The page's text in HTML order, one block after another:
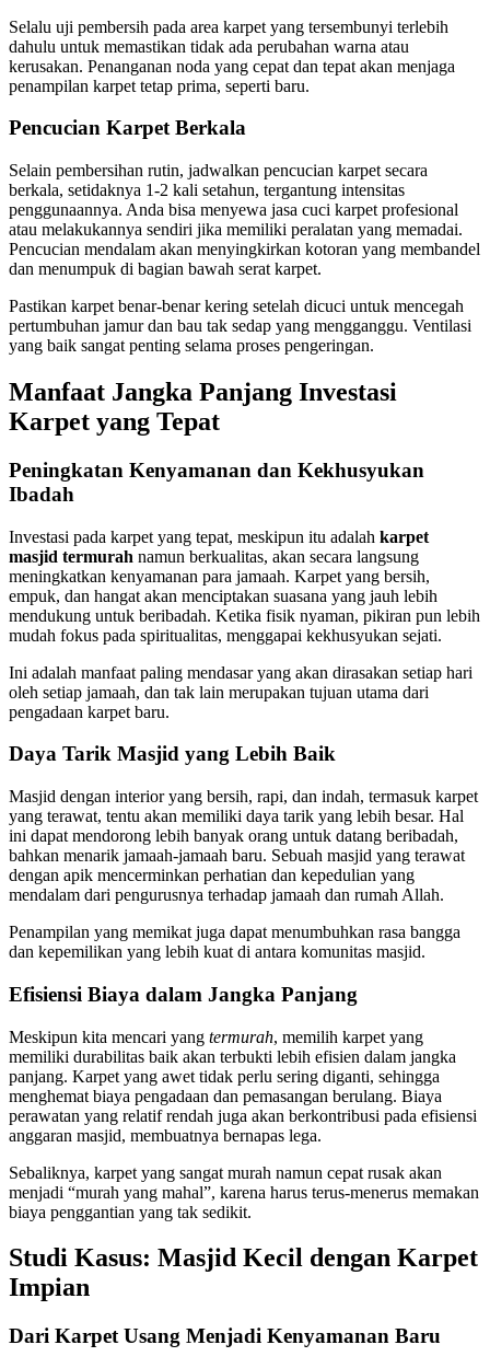
Selalu uji pembersih pada area karpet yang tersembunyi terlebih
dahulu untuk memastikan tidak ada perubahan warna atau
kerusakan. Penanganan noda yang cepat dan tepat akan menjaga
penampilan karpet tetap prima, seperti baru.
Pencucian Karpet Berkala
Selain pembersihan rutin, jadwalkan pencucian karpet secara
berkala, setidaknya 1-2 kali setahun, tergantung intensitas
penggunaannya. Anda bisa menyewa jasa cuci karpet profesional
atau melakukannya sendiri jika memiliki peralatan yang memadai.
Pencucian mendalam akan menyingkirkan kotoran yang membandel
dan menumpuk di bagian bawah serat karpet.
Pastikan karpet benar-benar kering setelah dicuci untuk mencegah
pertumbuhan jamur dan bau tak sedap yang mengganggu. Ventilasi
yang baik sangat penting selama proses pengeringan.
Manfaat Jangka Panjang Investasi
Karpet yang Tepat
Peningkatan Kenyamanan dan Kekhusyukan
Ibadah
Investasi pada karpet yang tepat, meskipun itu adalah karpet
masjid termurah namun berkualitas, akan secara langsung
meningkatkan kenyamanan para jamaah. Karpet yang bersih,
empuk, dan hangat akan menciptakan suasana yang jauh lebih
mendukung untuk beribadah. Ketika fisik nyaman, pikiran pun lebih
mudah fokus pada spiritualitas, menggapai kekhusyukan sejati.
Ini adalah manfaat paling mendasar yang akan dirasakan setiap hari
oleh setiap jamaah, dan tak lain merupakan tujuan utama dari
pengadaan karpet baru.
Daya Tarik Masjid yang Lebih Baik
Masjid dengan interior yang bersih, rapi, dan indah, termasuk karpet
yang terawat, tentu akan memiliki daya tarik yang lebih besar. Hal
ini dapat mendorong lebih banyak orang untuk datang beribadah,
bahkan menarik jamaah-jamaah baru. Sebuah masjid yang terawat
dengan apik mencerminkan perhatian dan kepedulian yang
mendalam dari pengurusnya terhadap jamaah dan rumah Allah.
Penampilan yang memikat juga dapat menumbuhkan rasa bangga
dan kepemilikan yang lebih kuat di antara komunitas masjid.
Efisiensi Biaya dalam Jangka Panjang
Meskipun kita mencari yang termurah, memilih karpet yang
memiliki durabilitas baik akan terbukti lebih efisien dalam jangka
panjang. Karpet yang awet tidak perlu sering diganti, sehingga
menghemat biaya pengadaan dan pemasangan berulang. Biaya
perawatan yang relatif rendah juga akan berkontribusi pada efisiensi
anggaran masjid, membuatnya bernapas lega.
Sebaliknya, karpet yang sangat murah namun cepat rusak akan
menjadi “murah yang mahal”, karena harus terus-menerus memakan
biaya penggantian yang tak sedikit.
Studi Kasus: Masjid Kecil dengan Karpet
Impian
Dari Karpet Usang Menjadi Kenyamanan Baru